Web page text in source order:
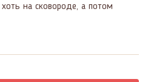
на сковороде, а потом